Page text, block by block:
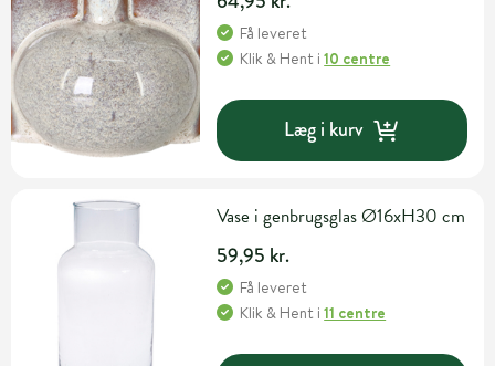
Få leveret
Klik & Hent i10 centre
Læg i kurv
Vase i genbrugsglas Ø16xH30 cm
59,95 kr.
Få leveret
Klik & Hent i11 centre